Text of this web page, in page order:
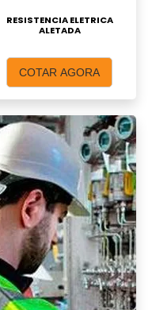
RESISTENCIA ELETRICA
ALETADA
COTAR AGORA